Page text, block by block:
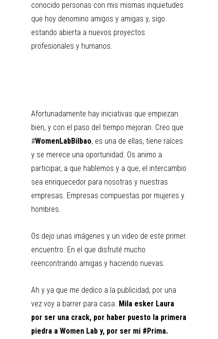
conocido personas con mis mismas inquietudes
que hoy denomino amigos y amigas y, sigo
estando abierta a nuevos proyectos
profesionales y humanos.
Afortunadamente hay iniciativas que empiezan
bien, y con el paso del tiempo mejoran. Creo que
#WomenLabBilbao, es una de ellas, tiene raíces
y se merece una oportunidad. Os animo a
participar, a que hablemos y a que, el intercambio
sea enriquecedor para nosotras y nuestras
empresas. Empresas compuestas por mujeres y
hombres.
Os dejo unas imágenes y un video de este primer
encuentro. En el que disfruté mucho
reencontrando amigas y haciendo nuevas.
Ah y ya que me dedico a la publicidad, por una
vez voy a barrer para casa. Mila esker Laura
por ser una crack, por haber puesto la primera
piedra a Women Lab y, por ser mi #Prima.